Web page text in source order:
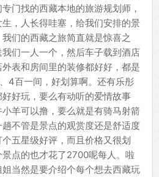
门找的西藏本地的旅游规划师，
，人长得哇塞，给我们安排的景
们的西藏之旅简直就是惊喜之
们一人一个，然后车子载到酒店
表和房间里的装修都好好，都是
4百一间，好划算啊。还有乐彤
好玩，要么有动听的爱情故事
羊可以撸，要么就是有骑马射箭
不管是景点的观赏度还是舒适度
五星级好评，而且价格又很划
点的也才花了2700呢每人。啦
当然是要介绍个每个想去西藏玩